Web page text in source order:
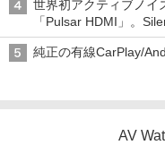
世界初アクティブノイ
「Pulsar HDMI」。
純正の有線CarPlay/
AV